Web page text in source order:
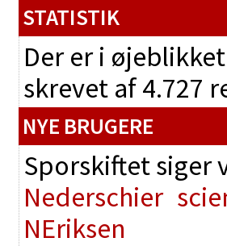
STATISTIK
Der er i
skrevet af 4.727
NYE BRUGERE
Sporskiftet
Nederschier
NEriksen